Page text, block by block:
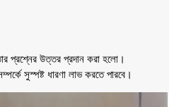
প্রশ্নের উত্তর প্রদান করা হলো।
সুস্পষ্ট ধারণা লাভ করতে পারবে।